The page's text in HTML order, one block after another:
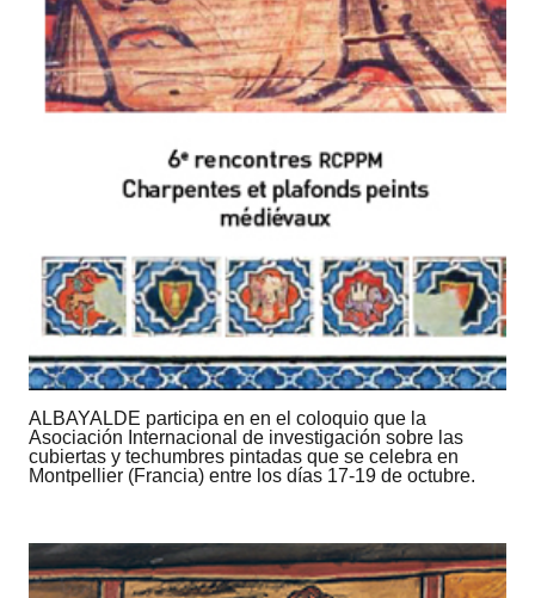
ALBAYALDE participa en en el coloquio que la
Asociación Internacional de investigación sobre las
cubiertas y techumbres pintadas que se celebra en
Montpellier (Francia) entre los días 17-19 de octubre.